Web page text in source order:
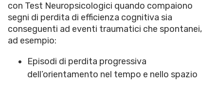
con Test Neuropsicologici quando compaiono
segni di perdita di efficienza cognitiva sia
conseguenti ad eventi traumatici che spontanei,
ad esempio:
Episodi di perdita progressiva
dell’orientamento nel tempo e nello spazio